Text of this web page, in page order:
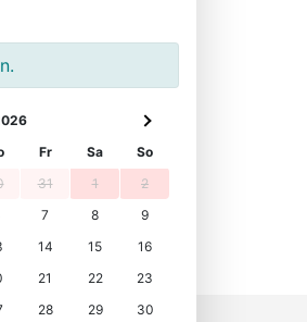
Fr Sa
So
31 1
2
7 8
9
14 15
16
21 22
23
28 29
30